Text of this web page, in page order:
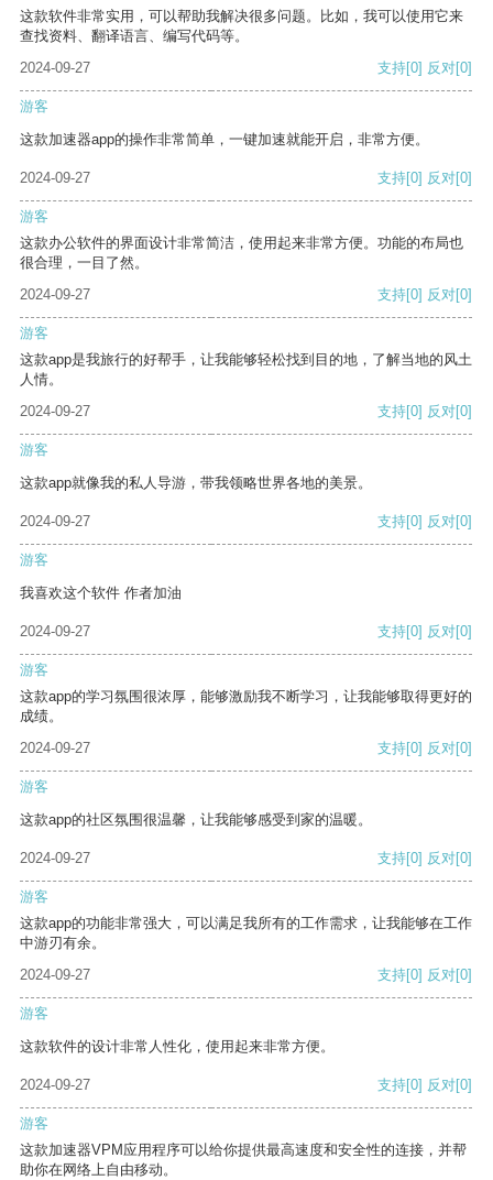
这款软件非常实用，可以帮助我解决很多问题。比如，我可以使用它来
查找资料、翻译语言、编写代码等。
2024-09-27
支持[0] 反对[0]
游客
这款加速器app的操作非常简单，一键加速就能开启，非常方便。
2024-09-27 支持[0] 反对[0]
游客
这款办公软件的界面设计非常简洁，使用起来非常方便。功能的布局也
很合理，一目了然。
2024-09-27
支持[0] 反对[0]
游客
这款app是我旅行的好帮手，让我能够轻松找到目的地，了解当地的风土
人情。
2024-09-27
支持[0] 反对[0]
游客
这款app就像我的私人导游，带我领略世界各地的美景。
2024-09-27 支持[0] 反对[0]
游客
我喜欢这个软件 作者加油
2024-09-27 支持[0] 反对[0]
游客
这款app的学习氛围很浓厚，能够激励我不断学习，让我能够取得更好的
成绩。
2024-09-27
支持[0] 反对[0]
游客
这款app的社区氛围很温馨，让我能够感受到家的温暖。
2024-09-27 支持[0] 反对[0]
游客
这款app的功能非常强大，可以满足我所有的工作需求，让我能够在工作
中游刃有余。
2024-09-27
支持[0] 反对[0]
游客
这款软件的设计非常人性化，使用起来非常方便。
2024-09-27 支持[0] 反对[0]
游客
这款加速器VPM应用程序可以给你提供最高速度和安全性的连接，并帮
助你在网络上自由移动。